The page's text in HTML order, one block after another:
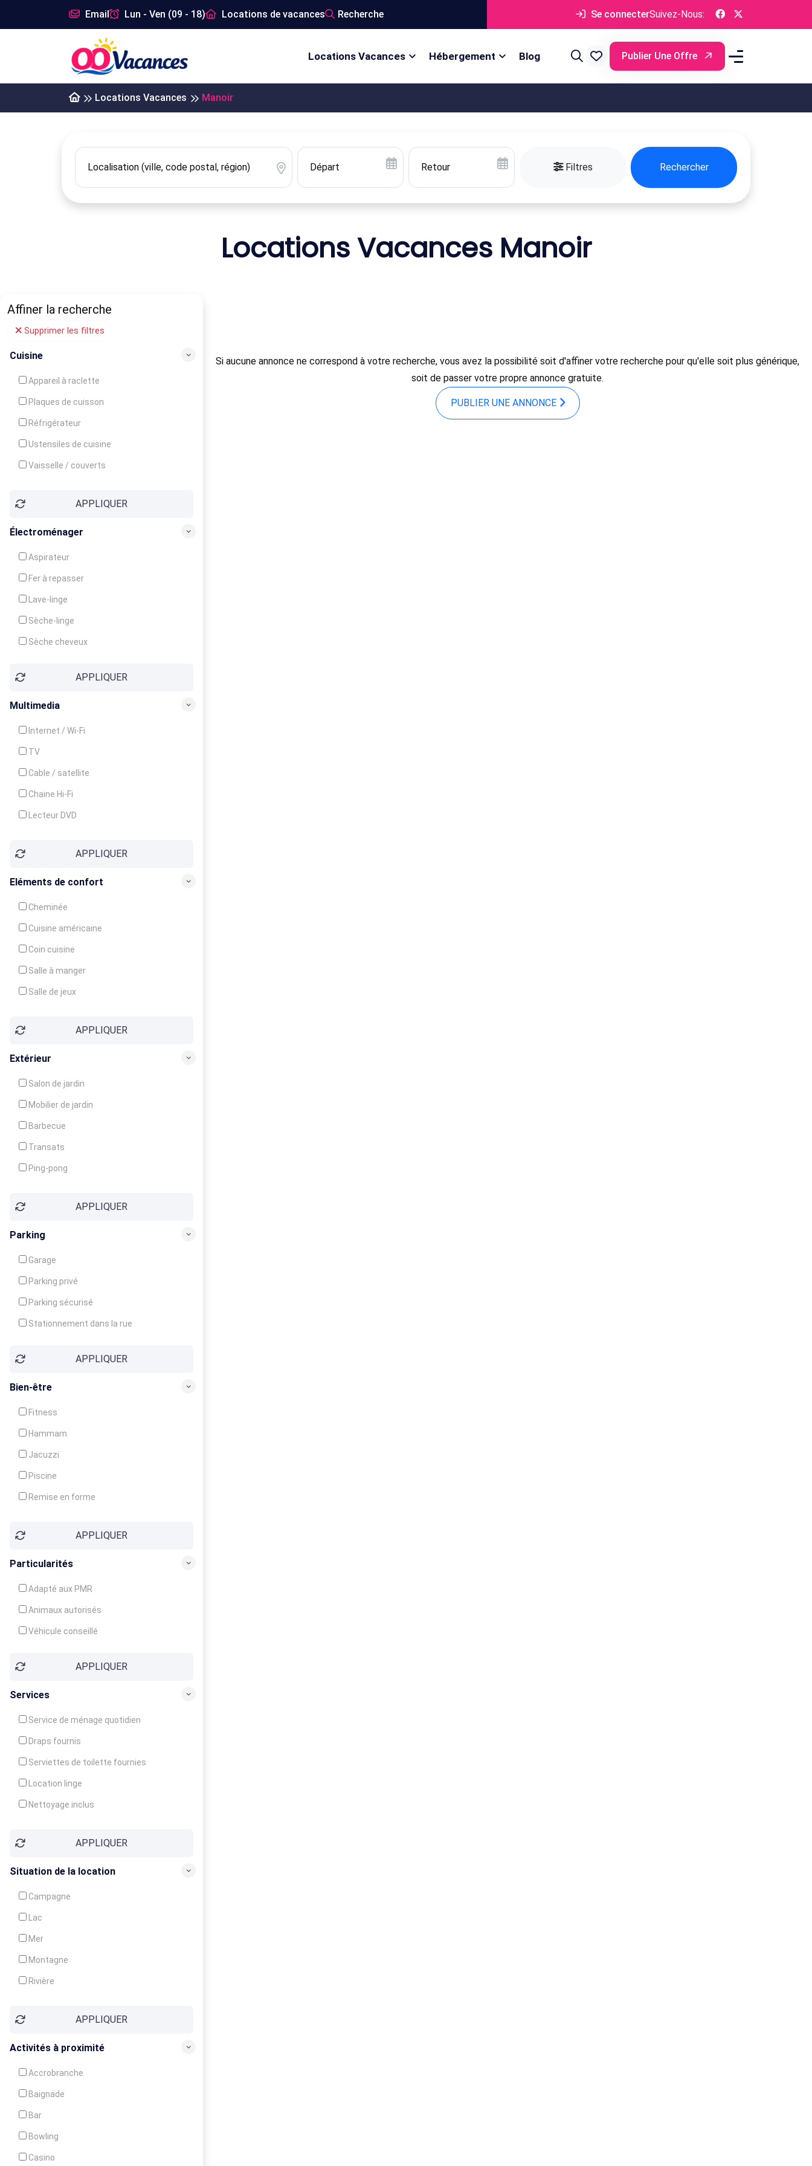
Email Lun - Ven (09 - 18) Locations de vacances Recherche Se connecterSuivez-Nous:
Locations Vacances Hébergement Blog Publier Une Offre
Locations Vacances Manoir
Filtres Rechercher
Locations Vacances Manoir
Affiner la recherche
Supprimer les filtres
Cuisine
Appareil à raclette
Plaques de cuisson
Réfrigérateur
Ustensiles de cuisine
Vaisselle / couverts
Congélateur
APPLIQUER
Électroménager
Aspirateur
Fer à repasser
Lave-linge
Sèche-linge
Sèche cheveux
APPLIQUER
Multimedia
Internet / Wi-Fi
TV
Cable / satellite
Chaine Hi-Fi
Lecteur DVD
APPLIQUER
Eléments de confort
Cheminée
Cuisine américaine
Coin cuisine
Salle à manger
Salle de jeux
Balcon / Terrasse
APPLIQUER
Extérieur
Salon de jardin
Mobilier de jardin
Barbecue
Transats
Ping-pong
Jeux d'enfantsAPPLIQUER
Parking
Garage
Parking privé
Parking sécurisé
Stationnement dans la rue
APPLIQUER
Bien-être
Fitness
Hammam
Jacuzzi
Piscine
Remise en forme
Soins du corpsAPPLIQUER
Particularités
Adapté aux PMR
Animaux autorisés
Véhicule conseillé
APPLIQUER
Services
Service de ménage quotidien
Draps fournis
Serviettes de toilette fournies
Location linge
Nettoyage inclus
Garde d'enfants
Crèche
APPLIQUER
Situation de la location
Campagne
Lac
Mer
Montagne
Rivière
APPLIQUER
Activités à proximité
Accrobranche
Baignade
Bar
Bowling
Casino
Si aucune annonce ne correspond à votre recherche, vous avez la possibilité soit d'affiner votre recherche pour qu'elle soit plus générique,
soit de passer votre propre annonce gratuite.
PUBLIER UNE ANNONCE